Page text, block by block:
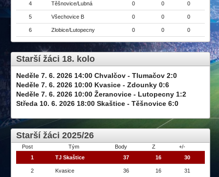
4 Těšnovice/Lubná 0 0 0
5 Všechovice B 0 0 0
6 Zlobice/Lutopecny 0 0 0
Starší žáci 18. kolo
Neděle 7. 6. 2026 14:00 Chvalčov - Tlumačov 2:0
Neděle 7. 6. 2026 10:00 Kvasice - Zdounky 0:6
Neděle 7. 6. 2026 10:00 Žeranovice - Lutopecny 1:2
Středa 10. 6. 2026 18:00 Skaštice - Těšnovice 6:0
Starší žáci 2025/26
Post Tým Body Z
+/-
1
TJ Skaštice 37 16 30
2 Kvasice 36 16 31